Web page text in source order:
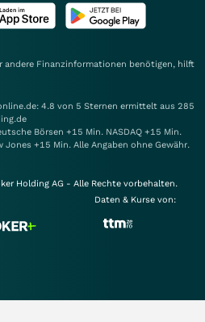
andere Finanzinformationen benötigen, hilft
4.8 von 5 Sternen ermittelt aus 285
Börsen +15 Min. NASDAQ +15 Min.
Jones +15 Min. Alle Angaben ohne Gewähr.
Holding AG - Alle Rechte vorbehalten.
Daten & Kurse von: